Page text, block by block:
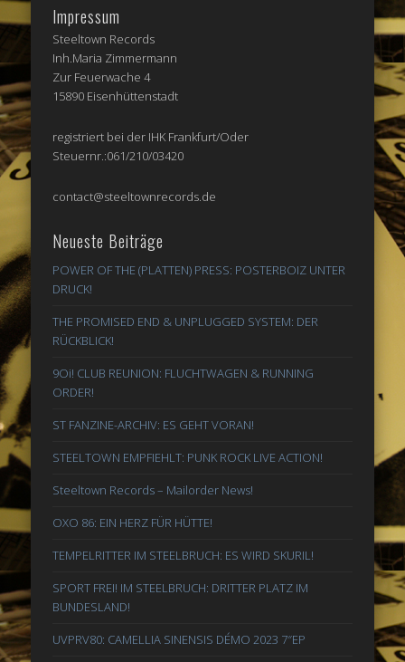
Impressum
Steeltown Records
Inh.Maria Zimmermann
Zur Feuerwache 4
15890 Eisenhüttenstadt
registriert bei der IHK Frankfurt/Oder
Steuernr.:061/210/03420
contact@steeltownrecords.de
Neueste Beiträge
POWER OF THE (PLATTEN) PRESS: POSTERBOIZ UNTER
DRUCK!
THE PROMISED END & UNPLUGGED SYSTEM: DER
RÜCKBLICK!
9Oi! CLUB REUNION: FLUCHTWAGEN & RUNNING
ORDER!
ST FANZINE-ARCHIV: ES GEHT VORAN!
STEELTOWN EMPFIEHLT: PUNK ROCK LIVE ACTION!
Steeltown Records – Mailorder News!
OXO 86: EIN HERZ FÜR HÜTTE!
TEMPELRITTER IM STEELBRUCH: ES WIRD SKURIL!
SPORT FREI! IM STEELBRUCH: DRITTER PLATZ IM
BUNDESLAND!
UVPRV80: CAMELLIA SINENSIS DÉMO 2023 7″EP